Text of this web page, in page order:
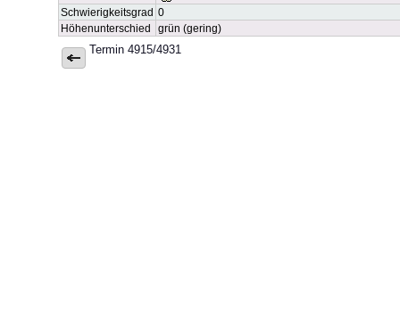
Schwierigkeitsgrad 0
Höhenunterschied
grün (gering)
Termin 4915/4931